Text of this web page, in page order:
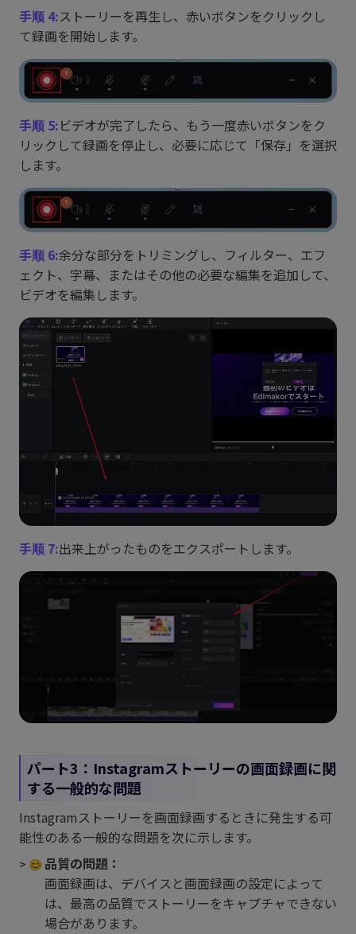
手顺 4:ストーリーを再生し、赤いボタンをクリックし
て録画を開始します。
手顺 5:ビデオが完了したら、もう一度赤いボタンをク
リックして録画を停止し、必要に応じて「保存」を選択
します。
手顺 6:余分な部分をトリミングし、フィルター、エフ
ェクト、字幕、またはその他の必要な編集を追加して、
ビデオを編集します。
手顺 7:出来上がったものをエクスポートします。
パート3：Instagramストーリーの画面録画に関
する一般的な問題
Instagramストーリーを画面録画するときに発生する可
能性のある一般的な問題を次に示します。
品質の問題：
画面録画は、デバイスと画面録画の設定によって
は、最高の品質でストーリーをキャプチャできない
場合があります。